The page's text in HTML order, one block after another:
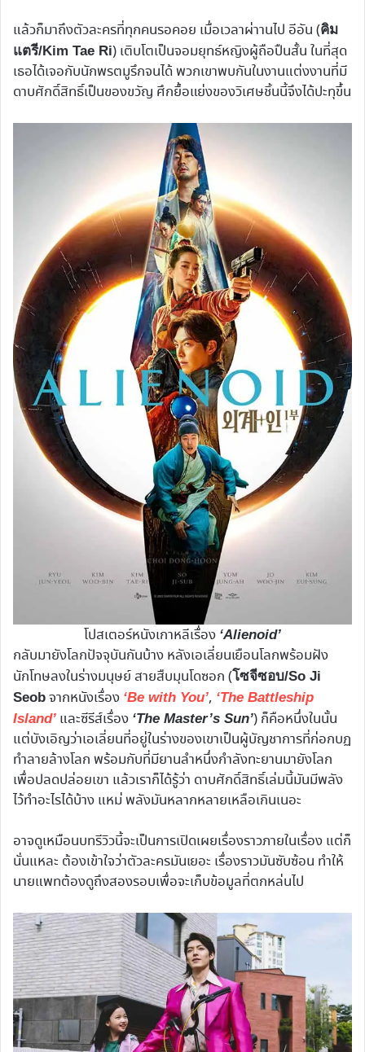
แล้วก็มาถึงตัวละครที่ทุกคนรอคอย เมื่อเวลาผ่าานไป อีอัน (คิม
แตรี/Kim Tae Ri) เติบโตเป็นจอมยุทธ์หญิงผู้ถือปืนสั้น ในที่สุด
เธอได้เจอกับนักพรตมูรึกจนได้ พวกเขาพบกันในงานแต่งงานที่มี
ดาบศักดิ์สิทธิ์เป็นของขวัญ ศึกยื้อแย่งของวิเศษชิ้นนี้จึงได้ปะทุขึ้น
โปสเตอร์หนังเกาหลีเรื่อง ‘Alienoid’
กลับมายังโลกปัจจุบันกันบ้าง หลังเอเลี่ยนเยือนโลกพร้อมฝัง
นักโทษลงในร่างมนุษย์ สายสืบมุนโดซอก (โซจีซอบ/So Ji
Seob จากหนังเรื่อง ‘Be with You’, ‘The Battleship
Island’ และซีรีส์เรื่อง ‘The Master’s Sun’) ก็คือหนึ่งในนั้น
แต่บังเอิญว่าเอเลี่ยนที่อยู่ในร่างของเขาเป็นผู้บัญชาการที่ก่อกบฏ
ทำลายล้างโลก พร้อมกับที่มียานลำหนึ่งกำลังทะยานมายังโลก
เพื่อปลดปล่อยเขา แล้วเราก็ได้รู้ว่า ดาบศักดิ์สิทธิ์เล่มนี้มันมีพลัง
ไว้ทำอะไรได้บ้าง แหม่ พลังมันหลากหลายเหลือเกินเนอะ
อาจดูเหมือนบทรีวิวนี้จะเป็นการเปิดเผยเรื่องราวภายในเรื่อง แต่ก็
นั่นแหละ ต้องเข้าใจว่าตัวละครมันเยอะ เรื่องราวมันซับซ้อน ทำให้
นายแพทต้องดูถึงสองรอบเพื่อจะเก็บข้อมูลที่ตกหล่นไป